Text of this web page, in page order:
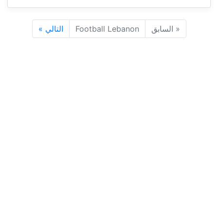
« السابق Football Lebanon التالي »